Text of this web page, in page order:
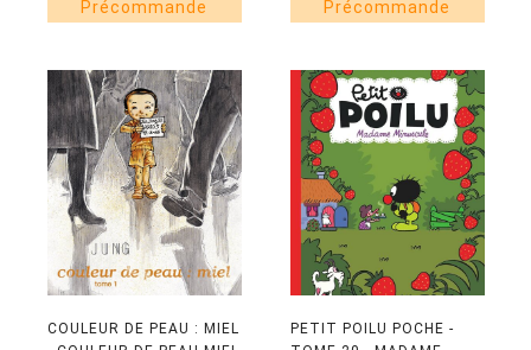
COULEUR DE PEAU : MIEL
PETIT POILU POCHE -